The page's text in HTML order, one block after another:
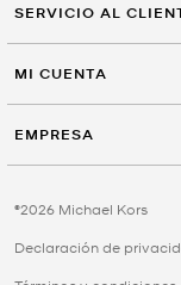
SERVICIO AL
MI CUENTA
EMPRESA
©2026 Michael Kors
Declaración de